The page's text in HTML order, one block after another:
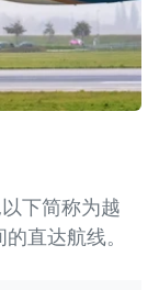
下简称为越
直达航线。